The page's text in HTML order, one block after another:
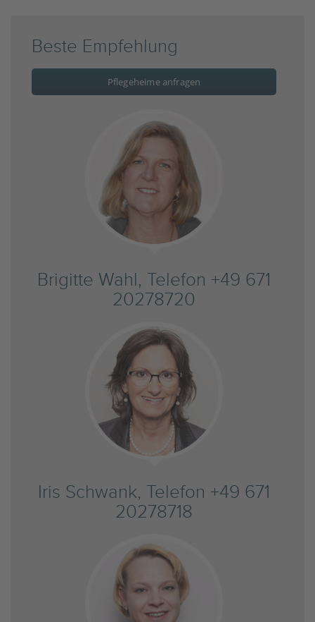
Beste Empfehlung
Pflegeheime anfragen
Brigitte Wahl, Telefon +49 671
20278720
Iris Schwank, Telefon +49 671
20278718